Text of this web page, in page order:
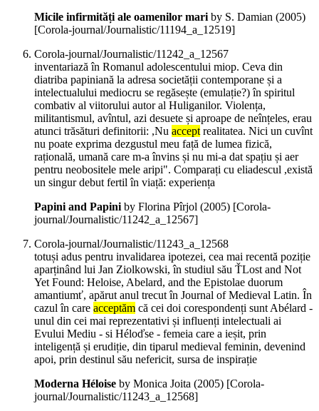
Micile infirmități ale oamenilor mariby S. Damian (2005)
[Corola-journal/Journalistic/11194_a_12519]
Corola-journal/Journalistic/11242_a_12567
inventariază în Romanul adolescentului miop. Ceva din
diatriba papiniană la adresa societății contemporane și a
intelectualului mediocru se regăsește (emulație?) în spiritul
combativ al viitorului autor al Huliganilor. Violența,
militantismul, avîntul, azi desuete și aproape de neînțeles, erau
atunci trăsături definitorii: ,Nu acceptrealitatea. Nici un cuvînt
nu poate exprima dezgustul meu față de lumea fizică,
rațională, umană care m-a învins și nu mi-a dat spațiu și aer
pentru neobositele mele aripi". Comparați cu eliadescul ,există
un singur debut fertil în viață: experiența
Papini and Papiniby Florina Pîrjol (2005) [Corola-
journal/Journalistic/11242_a_12567]
Corola-journal/Journalistic/11243_a_12568
totuși adus pentru invalidarea ipotezei, cea mai recentă poziție
aparținând lui Jan Ziolkowski, în studiul său ŤLost and Not
Yet Found: Heloise, Abelard, and the Epistolae duorum
amantiumť, apărut anul trecut în Journal of Medieval Latin. În
cazul în care acceptăm că cei doi corespondenți sunt Abélard -
unul din cei mai reprezentativi și influenți intelectuali ai
Evului Mediu - si Héloďse - femeia care a ieșit, prin
inteligență și erudiție, din tiparul medieval feminin, devenind
apoi, prin destinul său nefericit, sursa de inspirație
Moderna Héloise by Monica Joita (2005) [Corola-
journal/Journalistic/11243_a_12568]